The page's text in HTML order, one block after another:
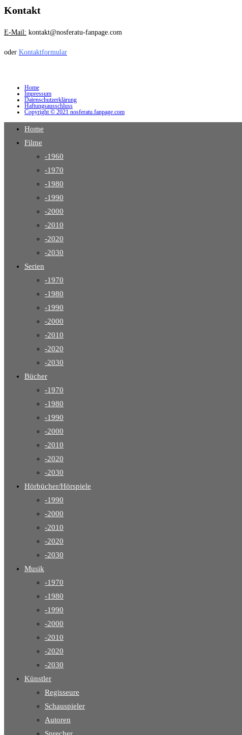
Kontakt
E-Mail: kontakt@nosferatu-fanpage.com
oder Kontaktformular
Home
Impressum
Datenschutzerklärung
Haftungsausschluss
Copyright © 2021 nosferatu.fanpage.com
Home
Filme
-1960
-1970
-1980
-1990
-2000
-2010
-2020
-2030
Serien
-1970
-1980
-1990
-2000
-2010
-2020
-2030
Bücher
-1970
-1980
-1990
-2000
-2010
-2020
-2030
Hörbücher/Hörspiele
-1990
-2000
-2010
-2020
-2030
Musik
-1970
-1980
-1990
-2000
-2010
-2020
-2030
Künstler
Regisseure
Schauspieler
Autoren
Sprecher